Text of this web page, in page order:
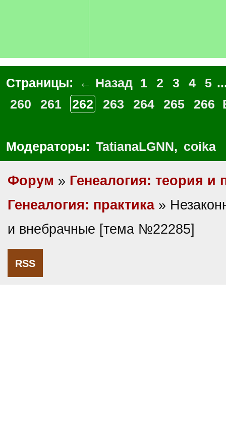
Страницы: ← Назад 1 2 3 4 5
260
261 262 263 264 265 266
Модераторы: TatianaLGNN, coika
Форум » Генеалогия: теория и
Генеалогия: практика»
и внебрачные [тема №22285]
RSS